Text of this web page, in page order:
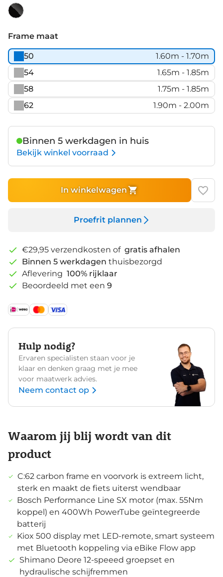
Frame maat
50
1.60m - 1.70m
54
1.65m - 1.85m
58
1.75m - 1.85m
62
1.90m - 2.00m
Binnen 5 werkdagen in huis
Bekijk winkel voorraad
In winkelwagen
Proefrit plannen
€29,95 verzendkosten of gratis afhalen
Binnen 5 werkdagen thuisbezorgd
Aflevering 100% rijklaar
Beoordeeld met een 9
Hulp nodig?
Ervaren specialisten staan voor je
klaar en denken graag met je mee
voor maatwerk advies.
Neem contact op
Waarom jij blij wordt van dit
product
C:62 carbon frame en voorvork is extreem licht,
sterk en maakt de fiets uiterst wendbaar
Bosch Performance Line SX motor (max. 55Nm
koppel) en 400Wh PowerTube geïntegreerde
batterij
Kiox 500 display met LED-remote, smart systeem
met Bluetooth koppeling via eBike Flow app
Shimano Deore 12-speeed groepset en
hydraulische schijfremmen